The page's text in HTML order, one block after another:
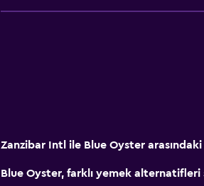
Oturma alanı
Zanzibar Intl ile Blue Oyster arasındaki
Blue Oyster, farklı yemek alternatifleri